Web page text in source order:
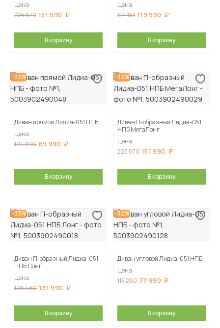
Цена
225 870 151 990
В корзину
Цена
174 110 119 990
В корзину
-33%
Диван прямой Лидиа-051 НПБ
Цена
104 690 69 990
В корзину
-33%
Диван П-образный Лидиа-051
НПБ МегаЛонг
Цена
225 870 151 990
В корзину
-33%
Диван П-образный Лидиа-051
НПБ Лонг
Цена
196 460 131 990
В корзину
-32%
Диван угловой Лидиа-051 НПБ
Цена
115 280 77 990
В корзину